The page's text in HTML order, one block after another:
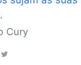
Cury